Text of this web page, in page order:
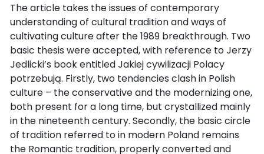
The article takes the issues of contemporary
understanding of cultural tradition and ways of
cultivating culture after the 1989 breakthrough. Two
basic thesis were accepted, with reference to Jerzy
Jedlicki’s book entitled Jakiej cywilizacji Polacy
potrzebują. Firstly, two tendencies clash in Polish
culture – the conservative and the modernizing one,
both present for a long time, but crystallized mainly
in the nineteenth century. Secondly, the basic circle
of tradition referred to in modern Poland remains
the Romantic tradition, properly converted and